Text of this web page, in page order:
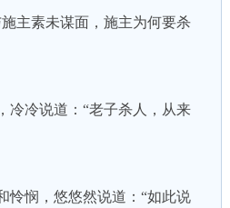
主素未谋面，施主为何要杀
冷冷说道：“老子杀人，从来
怜悯，悠悠然说道：“如此说